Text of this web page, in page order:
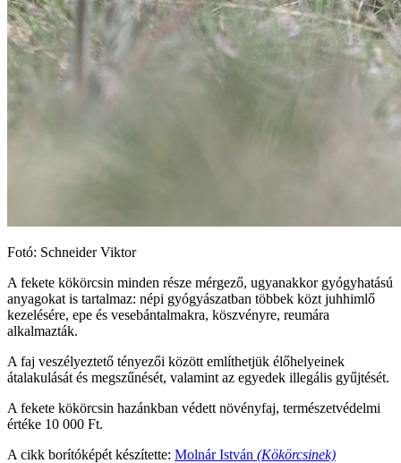
Fotó: Schneider Viktor
A fekete kökörcsin minden része mérgező, ugyanakkor gyógyhatású
anyagokat is tartalmaz: népi gyógyászatban többek közt juhhimlő
kezelésére, epe és vesebántalmakra, köszvényre, reumára
alkalmazták.
A faj veszélyeztető tényezői között említhetjük élőhelyeinek
átalakulását és megszűnését, valamint az egyedek illegális gyűjtését.
A fekete kökörcsin hazánkban védett növényfaj, természetvédelmi
értéke 10 000 Ft.
A cikk borítóképét készítette: Molnár István (Kökörcsinek)